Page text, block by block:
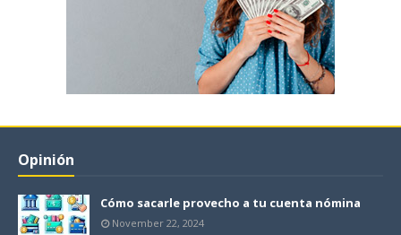
Opinión
Cómo sacarle provecho a tu cuenta nómina
November 22, 2024